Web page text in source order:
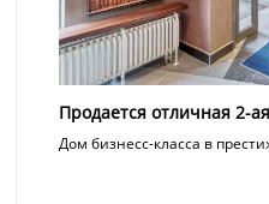
Продается отличная 2-
Дом бизнесс-класса в